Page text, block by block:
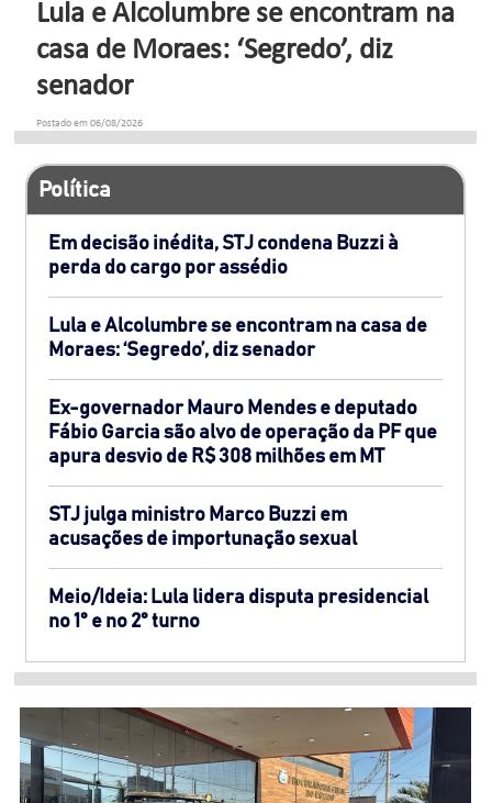
Lula e Alcolumbre se encontram na
casa de Moraes: ‘Segredo’, diz
senador
Postado em 06/08/2026
Política
Em decisão inédita, STJ condena Buzzi à
perda do cargo por assédio
Lula e Alcolumbre se encontram na casa de
Moraes: ‘Segredo’, diz senador
Ex-governador Mauro Mendes e deputado
Fábio Garcia são alvo de operação da PF que
apura desvio de R$ 308 milhões em MT
STJ julga ministro Marco Buzzi em
acusações de importunação sexual
Meio/Ideia: Lula lidera disputa presidencial
no 1° e no 2° turno